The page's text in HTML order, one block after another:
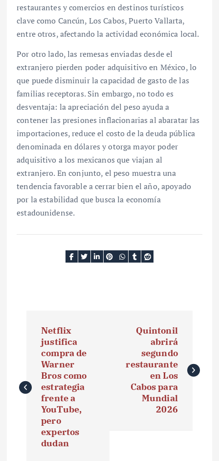
restaurantes y comercios en destinos turísticos
clave como Cancún, Los Cabos, Puerto Vallarta,
entre otros, afectando la actividad económica local.
Por otro lado, las remesas enviadas desde el
extranjero pierden poder adquisitivo en México, lo
que puede disminuir la capacidad de gasto de las
familias receptoras. Sin embargo, no todo es
desventaja: la apreciación del peso ayuda a
contener las presiones inflacionarias al abaratar las
importaciones, reduce el costo de la deuda pública
denominada en dólares y otorga mayor poder
adquisitivo a los mexicanos que viajan al
extranjero. En conjunto, el peso muestra una
tendencia favorable a cerrar bien el año, apoyado
por la estabilidad que busca la economía
estadounidense.
e
g
Netflix
justifica
compra de
Warner
Bros como
estrategia
frente a
YouTube,
pero
expertos
dudan
Quintonil
abrirá
segundo
restaurante
en Los
Cabos para
Mundial
2026